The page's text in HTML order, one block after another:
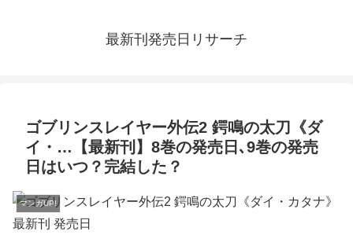
最新刊発売日リサーチ
ゴブリンスレイヤー外伝2 鍔鳴の太刀《ダ
イ・…【最新刊】8巻の発売日､9巻の発売
日はいつ？完結した？
マンガUP!